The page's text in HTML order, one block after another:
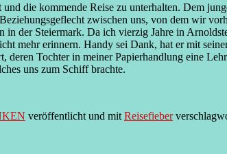
die kommende Reise zu unterhalten. Dem
zwischen uns, von dem wir
der Steiermark. Da ich vierzig Jahre in
mehr erinnern. Handy sei Dank, hat er mit
Tochter in meiner Papierhandlung eine
uns zum Schiff brachte.
veröffentlicht und mit Reisefieber